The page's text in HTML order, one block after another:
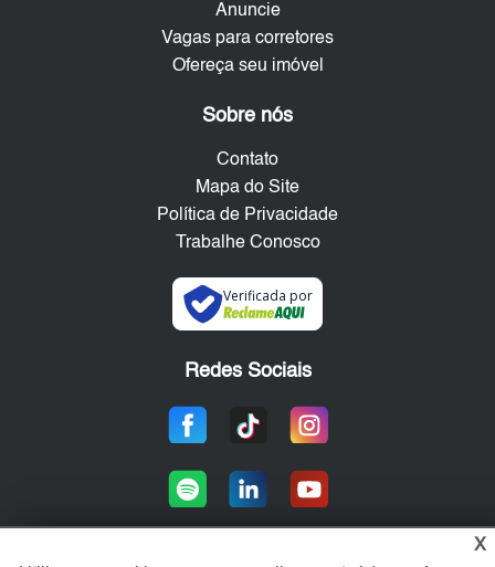
Anuncie
Vagas para corretores
Ofereça seu imóvel
Sobre nós
Contato
Mapa do Site
Política de Privacidade
Trabalhe Conosco
Verificada por
Redes Sociais
X